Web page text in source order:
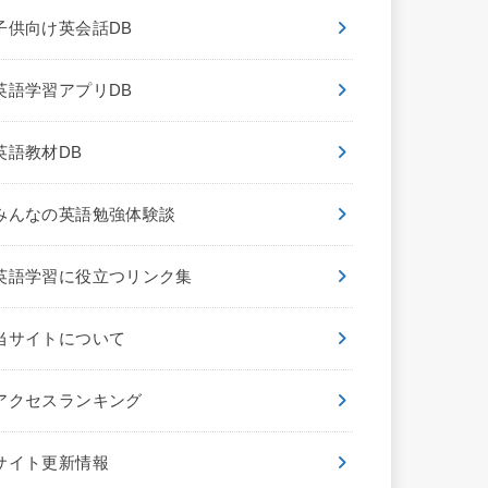
供向け英会話DB
語学習アプリDB
語教材DB
んなの英語勉強体験談
語学習に役立つリンク集
サイトについて
クセスランキング
イト更新情報